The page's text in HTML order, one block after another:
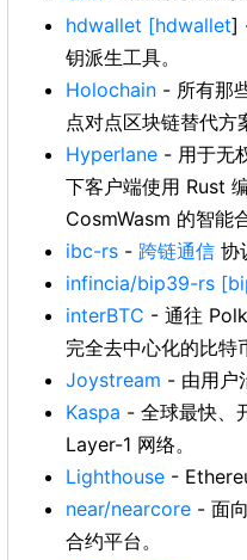
hdwallet [hdwallet]
钥派生工具。
Holochain - 所有那
点对点区块链替代方
Hyperlane - 用于无
下客户端使用 Rust
CosmWasm 的智能
ibc-rs - 跨链通信 协
infincia/bip39-rs
interBTC - 通往
完全去中心化的比特
Joystream - 由用户
Kaspa - 全球最快、
Layer-1 网络。
Lighthouse -
near/nearcore - 面
合约平台。